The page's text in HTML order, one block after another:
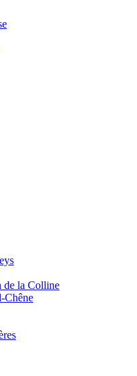
de la Colline
Chêne